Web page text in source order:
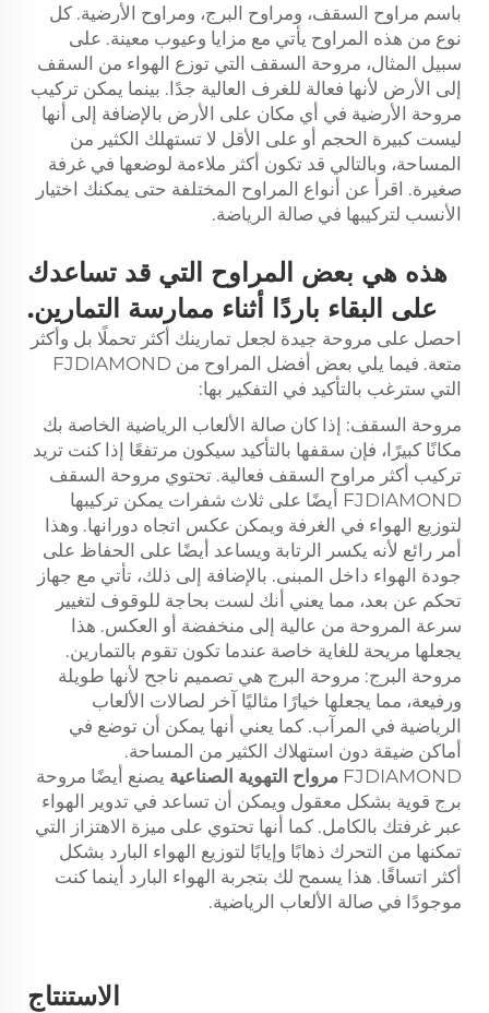
باسم مراوح السقف، ومراوح البرج، ومراوح الأرضية. كل
نوع من هذه المراوح يأتي مع مزايا وعيوب معينة. على
سبيل المثال، مروحة السقف التي توزع الهواء من السقف
إلى الأرض لأنها فعالة للغرف العالية جدًا. بينما يمكن تركيب
مروحة الأرضية في أي مكان على الأرض بالإضافة إلى أنها
ليست كبيرة الحجم أو على الأقل لا تستهلك الكثير من
المساحة، وبالتالي قد تكون أكثر ملاءمة لوضعها في غرفة
صغيرة. اقرأ عن أنواع المراوح المختلفة حتى يمكنك اختيار
الأنسب لتركيبها في صالة الرياضة.
هذه هي بعض المراوح التي قد تساعدك
على البقاء باردًا أثناء ممارسة التمارين.
احصل على مروحة جيدة لجعل تمارينك أكثر تحملًا بل وأكثر
متعة. فيما يلي بعض أفضل المراوح من FJDIAMOND
التي سترغب بالتأكيد في التفكير بها:
مروحة السقف: إذا كان صالة الألعاب الرياضية الخاصة بك
مكانًا كبيرًا، فإن سقفها بالتأكيد سيكون مرتفعًا إذا كنت تريد
تركيب أكثر مراوح السقف فعالية. تحتوي مروحة السقف
FJDIAMOND أيضًا على ثلاث شفرات يمكن تركيبها
لتوزيع الهواء في الغرفة ويمكن عكس اتجاه دورانها. وهذا
أمر رائع لأنه يكسر الرتابة ويساعد أيضًا على الحفاظ على
جودة الهواء داخل المبنى. بالإضافة إلى ذلك، تأتي مع جهاز
تحكم عن بعد، مما يعني أنك لست بحاجة للوقوف لتغيير
سرعة المروحة من عالية إلى منخفضة أو العكس. هذا
يجعلها مريحة للغاية خاصة عندما تكون تقوم بالتمارين.
مروحة البرج: مروحة البرج هي تصميم ناجح لأنها طويلة
ورفيعة، مما يجعلها خيارًا مثاليًا آخر لصالات الألعاب
الرياضية في المرآب. كما يعني أنها يمكن أن توضع في
أماكن ضيقة دون استهلاك الكثير من المساحة.
FJDIAMOND مرواح التهوية الصناعية يصنع أيضًا مروحة
برج قوية بشكل معقول ويمكن أن تساعد في تدوير الهواء
عبر غرفتك بالكامل. كما أنها تحتوي على ميزة الاهتزاز التي
تمكنها من التحرك ذهابًا وإيابًا لتوزيع الهواء البارد بشكل
أكثر اتساقًا. هذا يسمح لك بتجربة الهواء البارد أينما كنت
موجودًا في صالة الألعاب الرياضية.
الاستنتاج